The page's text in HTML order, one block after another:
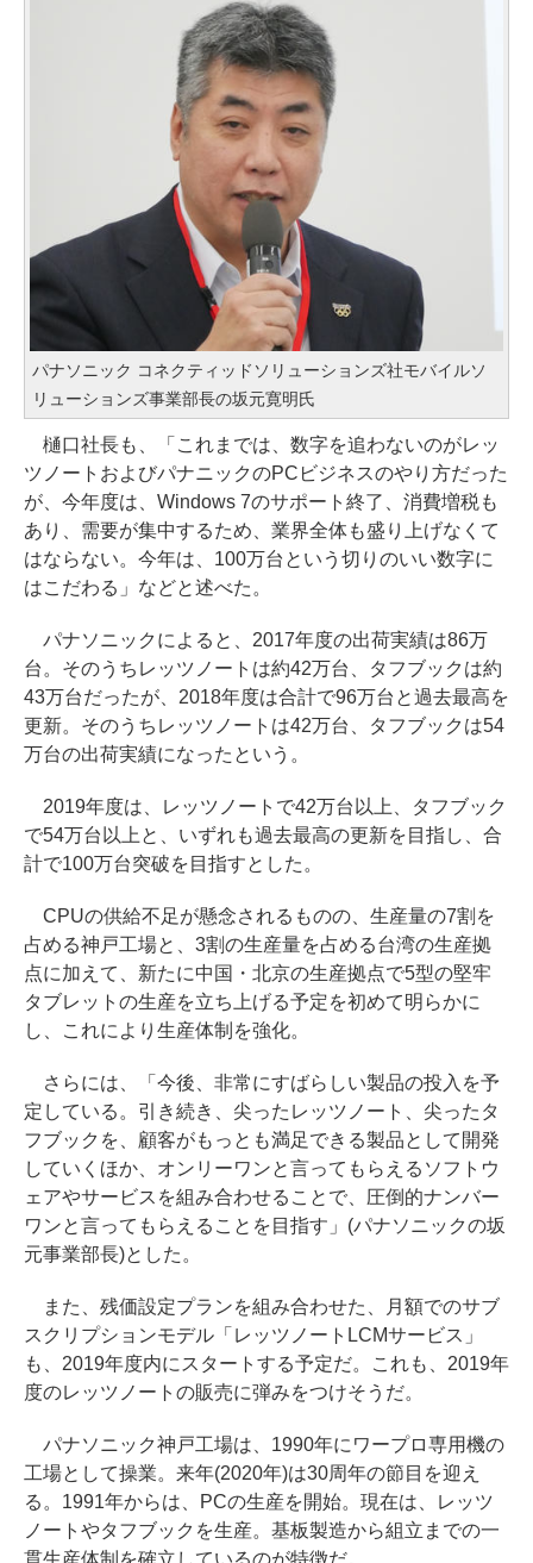
パナソニック コネクティッドソリューションズ社モバイルソ
リューションズ事業部長の坂元寛明氏
樋口社長も、「これまでは、数字を追わないのがレッ
ツノートおよびパナニックのPCビジネスのやり方だった
が、今年度は、Windows 7のサポート終了、消費増税も
あり、需要が集中するため、業界全体も盛り上げなくて
はならない。今年は、100万台という切りのいい数字に
はこだわる」などと述べた。
パナソニックによると、2017年度の出荷実績は86万
台。そのうちレッツノートは約42万台、タフブックは約
43万台だったが、2018年度は合計で96万台と過去最高を
更新。そのうちレッツノートは42万台、タフブックは54
万台の出荷実績になったという。
2019年度は、レッツノートで42万台以上、タフブック
で54万台以上と、いずれも過去最高の更新を目指し、合
計で100万台突破を目指すとした。
CPUの供給不足が懸念されるものの、生産量の7割を
占める神戸工場と、3割の生産量を占める台湾の生産拠
点に加えて、新たに中国・北京の生産拠点で5型の堅牢
タブレットの生産を立ち上げる予定を初めて明らかに
し、これにより生産体制を強化。
さらには、「今後、非常にすばらしい製品の投入を予
定している。引き続き、尖ったレッツノート、尖ったタ
フブックを、顧客がもっとも満足できる製品として開発
していくほか、オンリーワンと言ってもらえるソフトウ
ェアやサービスを組み合わせることで、圧倒的ナンバー
ワンと言ってもらえることを目指す」(パナソニックの坂
元事業部長)とした。
また、残価設定プランを組み合わせた、月額でのサブ
スクリプションモデル「レッツノートLCMサービス」
も、2019年度内にスタートする予定だ。これも、2019年
度のレッツノートの販売に弾みをつけそうだ。
パナソニック神戸工場は、1990年にワープロ専用機の
工場として操業。来年(2020年)は30周年の節目を迎え
る。1991年からは、PCの生産を開始。現在は、レッツ
ノートやタフブックを生産。基板製造から組立までの一
貫生産体制を確立しているのが特徴だ。